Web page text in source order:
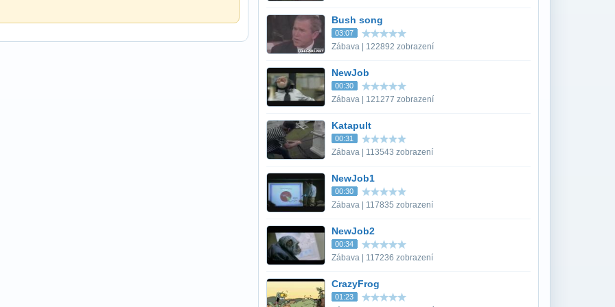
Bush song
03:07
Zábava | 122892 zobrazení
NewJob
00:30
Zábava | 121277 zobrazení
Katapult
00:31
Zábava | 113543 zobrazení
NewJob1
00:30
Zábava | 117835 zobrazení
NewJob2
00:34
Zábava | 117236 zobrazení
CrazyFrog
01:23